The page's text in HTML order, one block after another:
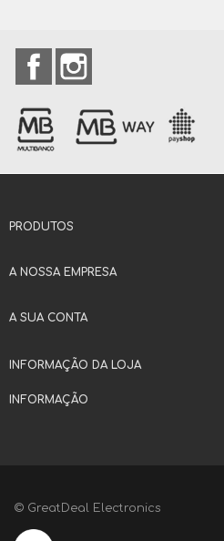
Facebook
PRODUTOS
A NOSSA EMPRESA
A SUA CONTA
INFORMAÇÃO DA LOJA
INFORMAÇÃO
© GreatDeal Electronics